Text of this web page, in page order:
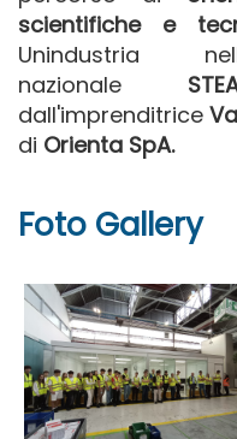
scientifiche e
Unindustria
nazionale
dall'imprenditrice
di Orienta SpA.
Foto Gallery